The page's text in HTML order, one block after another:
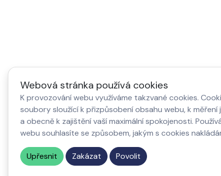
Webová stránka používá cookies
K provozování webu využíváme takzvané cookies.
soubory sloužící k přizpůsobení obsahu webu, k
a obecně k zajištění vaší maximální spokojenosti.
webu souhlasíte se způsobem, jakým s cookies
Upřesnit Zakázat Povolit